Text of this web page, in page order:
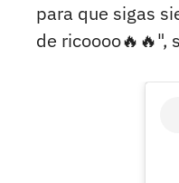
para que sigas
de ricoooo🔥🔥",